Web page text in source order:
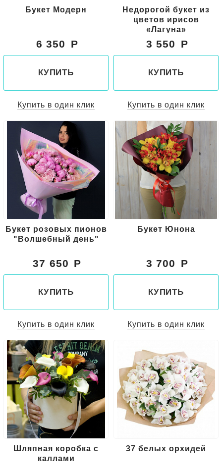
Букет Модерн
6 350
КУПИТЬ
Купить в один клик
Недорогой букет из
цветов ирисов
«Лагуна»
3 550
КУПИТЬ
Купить в один клик
Букет розовых пионов
"Волшебный день"
37 650
КУПИТЬ
Купить в один клик
Букет Юнона
3 700
КУПИТЬ
Купить в один клик
Шляпная коробка с
каллами
37 белых орхидей